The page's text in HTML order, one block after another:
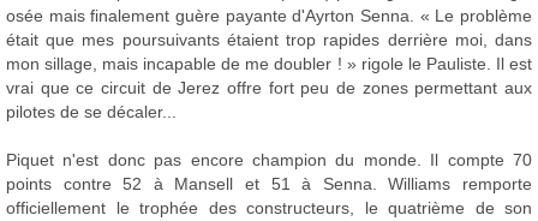
osée mais finalement guère payante d'Ayrton Senna. « Le problème
était que mes poursuivants étaient trop rapides derrière moi, dans
mon sillage, mais incapable de me doubler ! » rigole le Pauliste. Il est
vrai que ce circuit de Jerez offre fort peu de zones permettant aux
pilotes de se décaler...
Piquet n'est donc pas encore champion du monde. Il compte 70
points contre 52 à Mansell et 51 à Senna. Williams remporte
officiellement le trophée des constructeurs, le quatrième de son